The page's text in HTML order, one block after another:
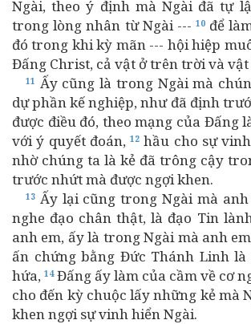
Ngài, theo ý định mà Ngài đã tự
trong lòng nhân từ Ngài ---10 để
đó trong khi kỳ mãn --- hội hiệp
Đấng Christ, cả vật ở trên trời và vật
11 Ấy cũng là trong Ngài mà
dự phần kế nghiệp, như đã định
được điều đó, theo mạng của Đấng
với ý quyết đoán,12 hầu cho sự
nhờ chúng ta là kẻ đã trông cậy
trước nhứt mà được ngợi khen.
13 Ấy lại cũng trong Ngài mà
nghe đạo chân thật, là đạo Tin
anh em, ấy là trong Ngài mà anh
ấn chứng bằng Đức Thánh Linh là
hứa, 14Đấng ấy làm của cầm về cơ
cho đến kỳ chuộc lấy những kẻ mà
khen ngợi sự vinh hiển Ngài.